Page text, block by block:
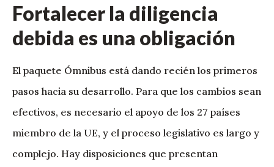
Fortalecer la diligencia
debida es una obligación
El paquete Ómnibus está dando recién los primeros
pasos hacia su desarrollo. Para que los cambios sean
efectivos, es necesario el apoyo de los 27 países
miembro de la UE, y el proceso legislativo es largo y
complejo. Hay disposiciones que presentan